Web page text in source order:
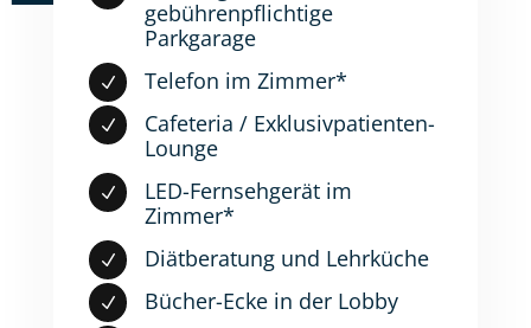
gebührenpflichtige
Parkgarage
N Telefon im Zimmer*
N
Cafeteria / Exklusivpatienten-
Lounge
N
LED-Fernsehgerät im
Zimmer*
N Diätberatung und Lehrküche
N Bücher-Ecke in der Lobby